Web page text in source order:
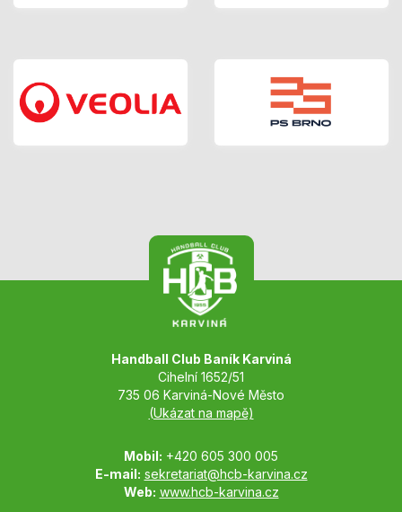
Handball Club Baník Karviná
Cihelní 1652/51
735 06 Karviná-Nové Město
(Ukázat na mapě)
Mobil: +420 605 300 005
E-mail: sekretariat@hcb-karvina.cz
Web: www.hcb-karvina.cz